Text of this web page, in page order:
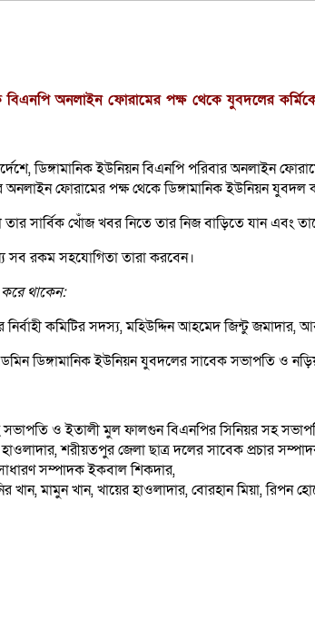
বিএনপি অনলাইন ফোরামের পক্ষ থেকে যুবদলের
ডিঙ্গামানিক ইউনিয়ন বিএনপি পরিবার অনলাইন
অনলাইন ফোরামের পক্ষ থেকে ডিঙ্গামানিক ইউনিয়ন
সার্বিক খোঁজ খবর নিতে তার নিজ বাড়িতে যান এবং
সব রকম সহযোগিতা তারা করবেন।
থাকেন:
কমিটির সদস্য, মহিউদ্দিন আহমেদ জিন্টু
ডিঙ্গামানিক ইউনিয়ন যুবদলের সাবেক সভাপতি ও
ও ইতালী মুল ফালগুন বিএনপির সিনিয়র সহ
শরীয়তপুর জেলা ছাত্র দলের সাবেক প্রচার
সম্পাদক ইকবাল শিকদার,
খান, মামুন খান, খায়ের হাওলাদার, বোরহান মিয়া,